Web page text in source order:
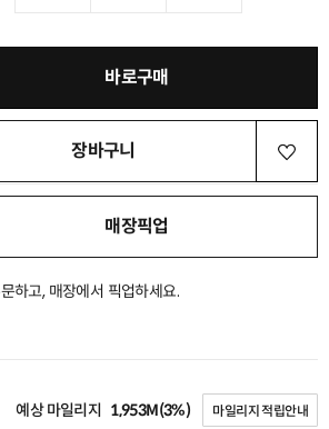
바로구매
장바구니
매장픽업
하고, 매장에서 픽업하세요.
예상 마일리지 1,953M(3%) 마일리지 적립안내